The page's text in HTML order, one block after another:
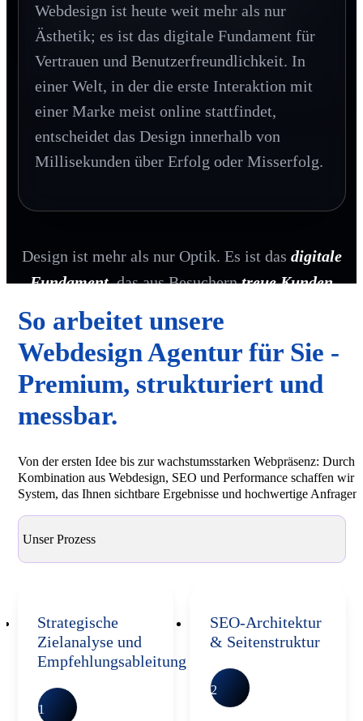
Webdesign ist heute weit mehr als nur
Ästhetik; es ist das digitale Fundament für
Vertrauen und Benutzerfreundlichkeit. In
einer Welt, in der die erste Interaktion mit
einer Marke meist online stattfindet,
entscheidet das Design innerhalb von
Millisekunden über Erfolg oder Misserfolg.
SEO ist der Hebel, der Ihre Zielgruppe
genau im Moment des Interesses abholt.
Design ist mehr als nur Optik. Es ist das digitale
Fundament, das aus Besucherntreue Kunden
So arbeitet unsere
Webdesign Agentur für Sie -
Premium, strukturiert und
messbar.
Von der ersten Idee bis zur wachstumsstarken Webpräsenz: Durch
Kombination aus Webdesign, SEO und Performance schaffen wir
System, das Ihnen sichtbare Ergebnisse und hochwertige Anfragen
Unser Prozess
Strategische
Zielanalyse und
Empfehlungsableitung
1
SEO-Architektur
& Seitenstruktur
2